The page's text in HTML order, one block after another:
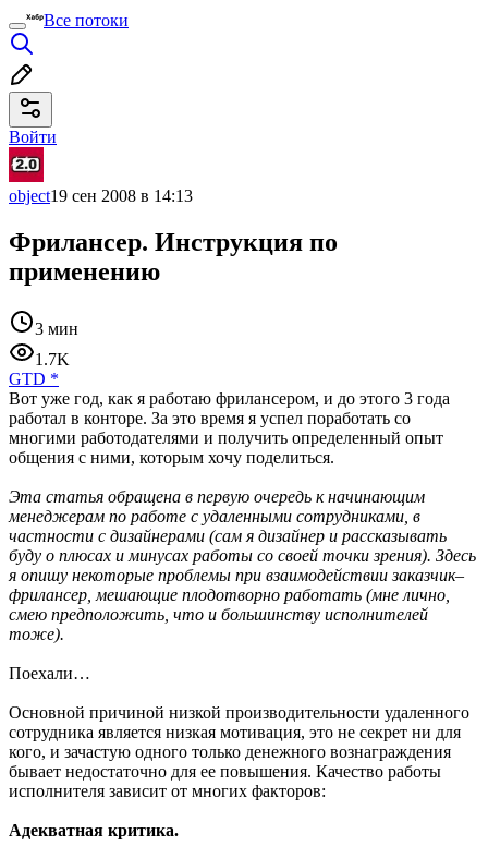
Все потоки
Войти
object19 сен 2008 в 14:13
Фрилансер. Инструкция по
применению
3 мин
1.7K
GTD *
Вот уже год, как я работаю фрилансером, и до этого 3 года
работал в конторе. За это время я успел поработать со
многими работодателями и получить определенный опыт
общения с ними, которым хочу поделиться.
Эта статья обращена в первую очередь к начинающим
менеджерам по работе с удаленными сотрудниками, в
частности с дизайнерами (сам я дизайнер и рассказывать
буду о плюсах и минусах работы со своей точки зрения). Здесь
я опишу некоторые проблемы при взаимодействии заказчик–
фрилансер, мешающие плодотворно работать (мне лично,
смею предположить, что и большинству исполнителей
тоже).
Поехали…
Основной причиной низкой производительности удаленного
сотрудника является низкая мотивация, это не секрет ни для
кого, и зачастую одного только денежного вознаграждения
бывает недостаточно для ее повышения. Качество работы
исполнителя зависит от многих факторов:
Адекватная критика.